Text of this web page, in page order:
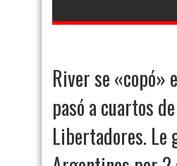
River se «copó»
pasó a cuartos
Libertadores. Le